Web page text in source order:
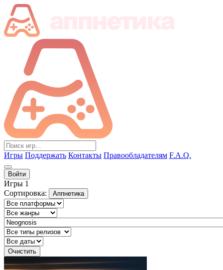
Игры Поддержать Контакты Правообладателям F.A.Q.
Войти
Игры 1
Сортировка:
Аппнетика
Очистить